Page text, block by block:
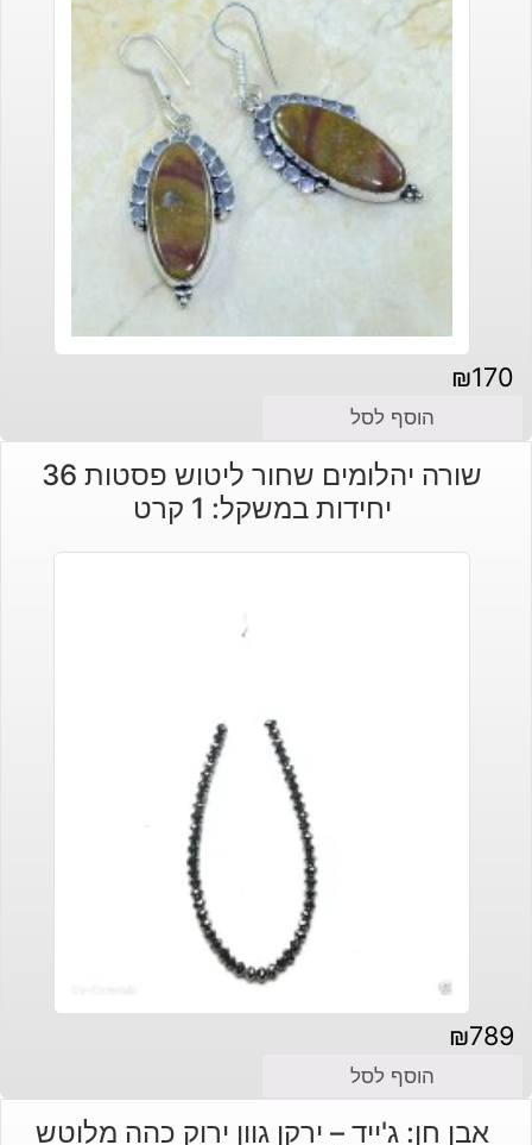
₪170
הוסף לסל
שורה יהלומים שחור ליטוש פסטות 36
יחידות במשקל: 1 קרט
₪789
הוסף לסל
אבן חן: ג'ייד – ירקן גוון ירוק כהה מלוטש